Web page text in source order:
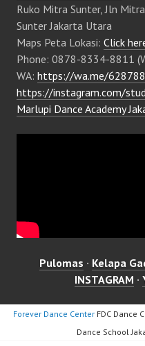
Ruko Mitra Sunter, Jln
Sunter Jakarta Utara
Maps Peta Lokasi: Click
Phone: 0878-8334-8811
WA: https://wa.me/
https://instagram.com/
Marlupi Dance Academy
Pulomas · Kelapa
INSTAGRAM ·
Forever Dance CenterFDC Dance
Dance School